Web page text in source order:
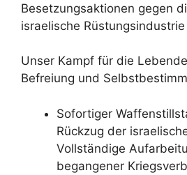
Besetzungsaktionen gegen
israelische
Unser Kampf für die
Befreiung und
Sofortiger
Rückzug der
Vollständige
begangener